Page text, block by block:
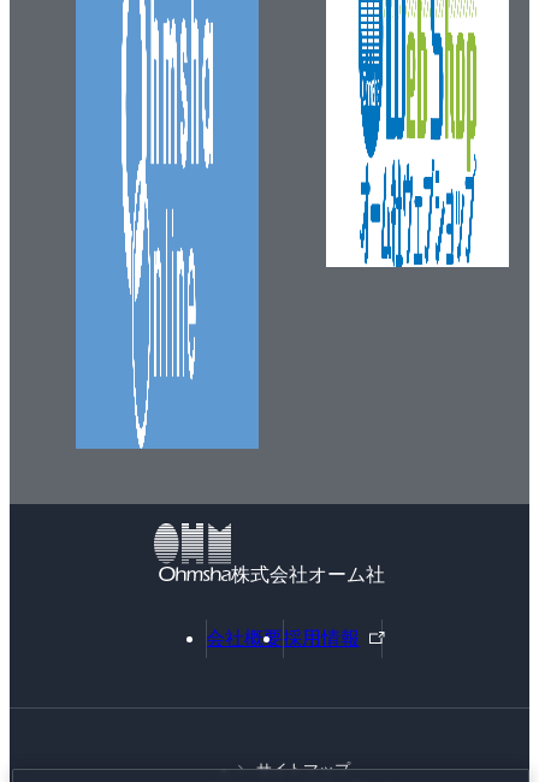
株式会社オーム社
会社概要採用情報
外
部
ン
サイトマップ